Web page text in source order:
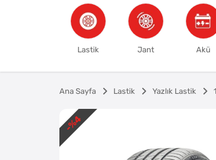
Lastik Jant Akü
Ana Sayfa Lastik Yazlık Lastik
-
%4